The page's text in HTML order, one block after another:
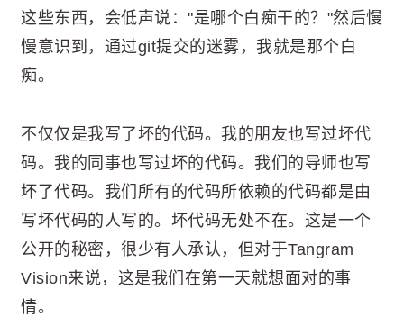
这些东西，会低声说："是哪个白痴干的？"然后慢
慢意识到，通过git提交的迷雾，我就是那个白
痴。
不仅仅是我写了坏的代码。我的朋友也写过坏代
码。我的同事也写过坏的代码。我们的导师也写
坏了代码。我们所有的代码所依赖的代码都是由
写坏代码的人写的。坏代码无处不在。这是一个
公开的秘密，很少有人承认，但对于Tangram
Vision来说，这是我们在第一天就想面对的事
情。